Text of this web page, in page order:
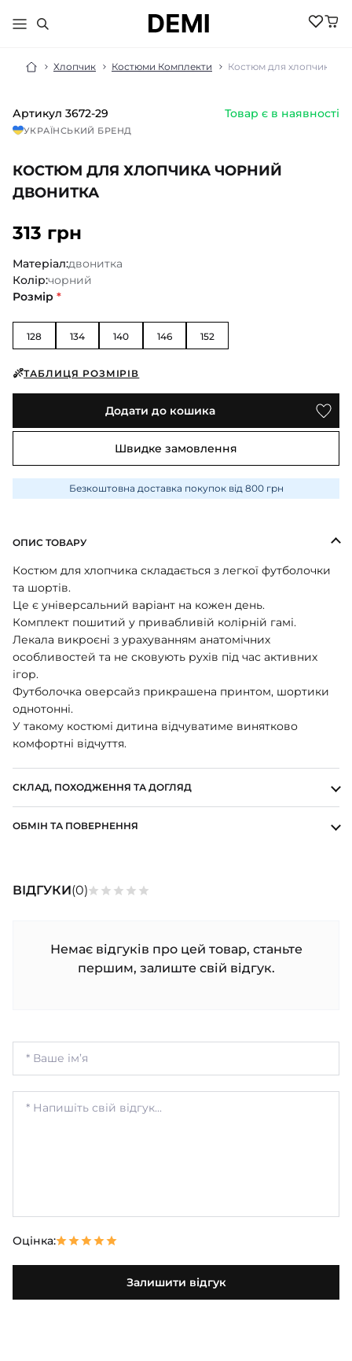
Хлопчик Костюми Комплекти Костюм для хлопчика
Артикул 3672-29 Товар є в наявності
УКРАЇНСЬКИЙ БРЕНД
КОСТЮМ ДЛЯ ХЛОПЧИКА ЧОРНИЙ
ДВОНИТКА
313 грн
Матеріал:двонитка
Колір:чорний
Розмір *
128 134 140 146 152
ТАБЛИЦЯ РОЗМІРІВ
Додати до кошика
Швидке замовлення
Безкоштовна доставка покупок від 800 грн
ОПИС ТОВАРУ
Костюм для хлопчика складається з легкої футболочки
та шортів.
Це є універсальний варіант на кожен день.
Комплект пошитий у привабливій колірній гамі.
Лекала викроєні з урахуванням анатомічних
особливостей та не сковують рухів під час активних
ігор.
Футболочка оверсайз прикрашена принтом, шортики
однотонні.
У такому костюмі дитина відчуватиме винятково
комфортні відчуття.
СКЛАД, ПОХОДЖЕННЯ ТА ДОГЛЯД
ОБМІН ТА ПОВЕРНЕННЯ
ВІДГУКИ(0)
Немає відгуків про цей товар, станьте
першим, залиште свій відгук.
Оцінка:
Залишити відгук
МАЛЮКАМ
НОВИНКИ
РОЗПРОДАЖ
АКСЕСУАРИ
БІЛИЗНА ПІЖАМИ
БОДІ ПІСОЧНИКИ
ЖИЛЕТИ
КОЛГОТКИ
ШКАРПЕТКИ
КОМБІНЕЗОНИ
КОМПЛЕКТИ
КУРТКИ
З ШАПОЧКОЮ
ПЕРЧАТКИ
ПЛЕДИ
СУКНІ
ФУТБОЛКИ
ШАПОЧКИ
ШТАНЦІ
ПОВЗУНКИ
НОВИНКИ
БІЛИЗНА
БОМБЕРИ КУРТКИ
ВЕЛОСИПЕДКИ
ГОЛЬФИ
ШКАРПЕТКИ
ДЖОГЕРИ
СУКНІ
ТЕРМОБІЛИЗНА
ФУТБОЛКИ
ХУДІ СВІТШОТИ
ШАПКИ ПОВ'ЯЗКИ
РОЗПРОДАЖ
БІЛИЗНА
ГОЛЬФИ
КОСТЮМИ
ПІЖАМИ
ФУТБОЛКИ
ШОРТИ
ШТАНИ ДЖОГЕРИ
ЖІНКИ
БІЛИЗНА
ЛОСИНИ
КОМПЛЕКТИ
ШКАРПЕТКИ